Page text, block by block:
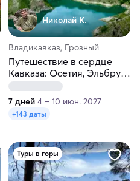
Николай К.
Владикавказ, Грозный
Путешествие в сердце
Кавказа: Осетия, Эльбрус,
Грозный, всё включено!
7 дней 4 – 10 июн. 2027
+143 даты
Туры в горы